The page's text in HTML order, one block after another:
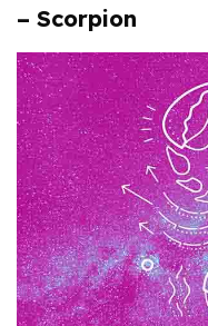
– Scorpion